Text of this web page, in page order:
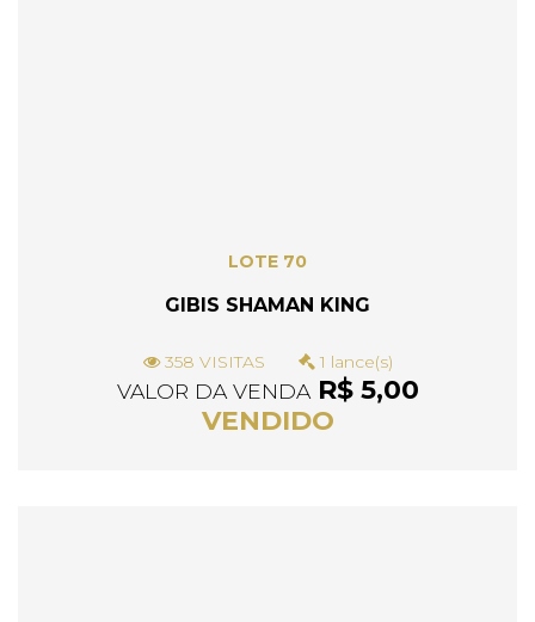
LOTE 70
GIBIS SHAMAN KING
358 VISITAS 1 lance(s)
VALOR DA VENDAR$ 5,00
VENDIDO